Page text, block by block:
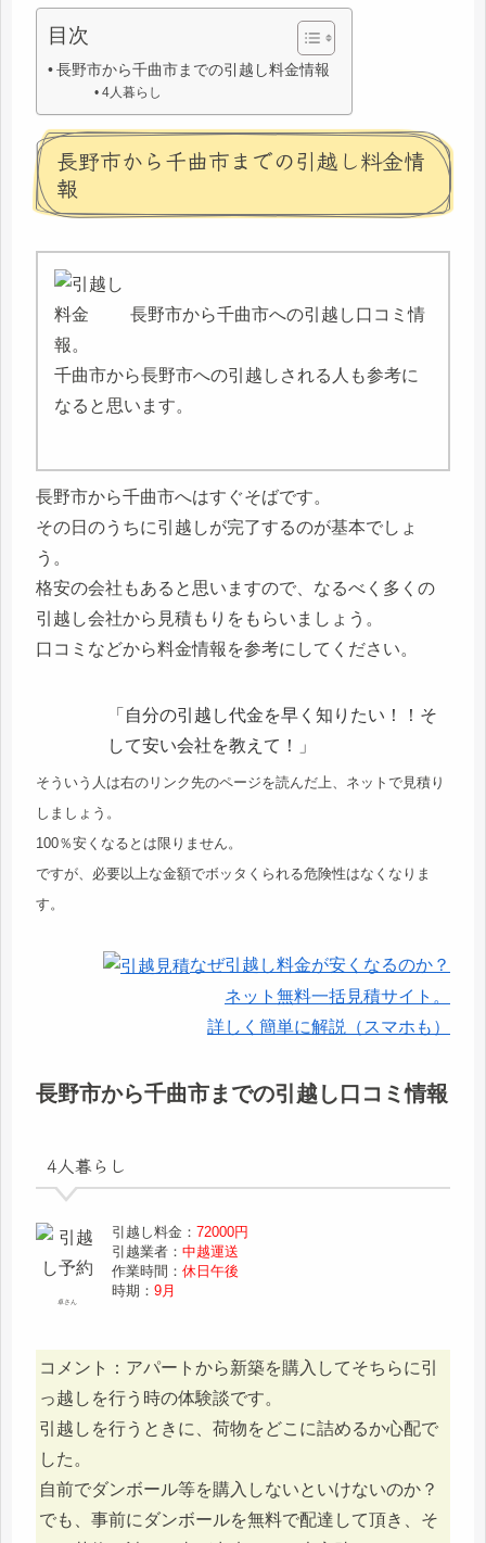
目次
長野市から千曲市までの引越し料金情報
4人暮らし
長野市から千曲市までの引越し料金情
報
長野市から千曲市への引越し口コミ情
報。
千曲市から長野市への引越しされる人も参考に
なると思います。
長野市から千曲市へはすぐそばです。
その日のうちに引越しが完了するのが基本でしょ
う。
格安の会社もあると思いますので、なるべく多くの
引越し会社から見積もりをもらいましょう。
口コミなどから料金情報を参考にしてください。
「自分の引越し代金を早く知りたい！！そ
して安い会社を教えて！」
そういう人は右のリンク先のページを読んだ上、ネットで見積り
しましょう。
100％安くなるとは限りません。
ですが、必要以上な金額でボッタくられる危険性はなくなりま
す。
なぜ引越し料金が安くなるのか？
ネット無料一括見積サイト。
詳しく簡単に解説（スマホも）
長野市から千曲市までの引越し口コミ情報
4人暮らし
卓さん
引越し料金：72000円
引越業者：中越運送
作業時間：休日午後
時期：9月
コメント：アパートから新築を購入してそちらに引
っ越しを行う時の体験談です。
引越しを行うときに、荷物をどこに詰めるか心配で
した。
自前でダンボール等を購入しないといけないのか？
でも、事前にダンボールを無料で配達して頂き、そ